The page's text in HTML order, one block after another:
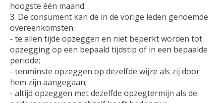
hoogste één maand.
3. De consument kan de in de vorige leden genoemde
overeenkomsten:
- te allen tijde opzeggen en niet beperkt worden tot
opzegging op een bepaald tijdstip of in een bepaalde
periode;
- tenminste opzeggen op dezelfde wijze als zij door
hem zijn aangegaan;
- altijd opzeggen met dezelfde opzegtermijn als de